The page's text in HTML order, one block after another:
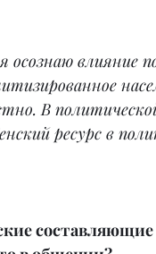
осознаю влияние
В
ресурс в